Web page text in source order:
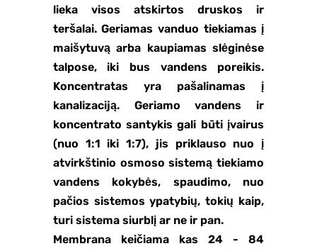
lieka visos atskirtos druskos ir
teršalai. Geriamas vanduo tiekiamas į
maišytuvą arba kaupiamas slėginėse
talpose, iki bus vandens poreikis.
Koncentratas yra pašalinamas į
kanalizaciją. Geriamo vandens ir
koncentrato santykis gali būti įvairus
(nuo 1:1 iki 1:7), jis priklauso nuo į
atvirkštinio osmoso sistemą tiekiamo
vandens kokybės, spaudimo, nuo
pačios sistemos ypatybių, tokių kaip,
turi sistema siurblį ar ne ir pan.
Membrana keičiama kas 24 - 84